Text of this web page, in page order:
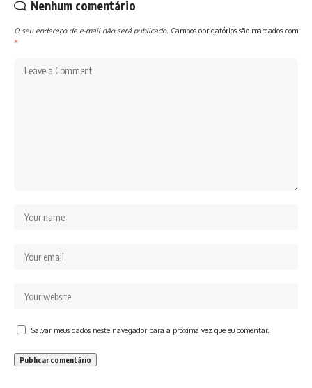
Nenhum comentário
O seu endereço de e-mail não será publicado. Campos obrigatórios são marcados com
*
Salvar meus dados neste navegador para a próxima vez que eu comentar.